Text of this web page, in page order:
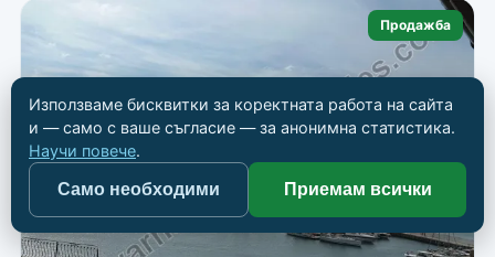
Продажба
Използваме бисквитки за коректната работа на сайта
и — само с ваше съгласие — за анонимна статистика.
Научи повече.
Само необходими Приемам всички